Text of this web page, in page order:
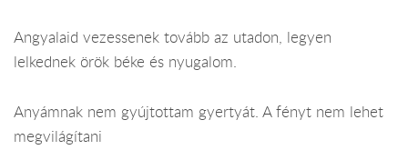
Angyalaid vezessenek tovább az utadon, legyen
lelkednek örök béke és nyugalom.
Anyámnak nem gyújtottam gyertyát. A fényt nem lehet
megvilágítani